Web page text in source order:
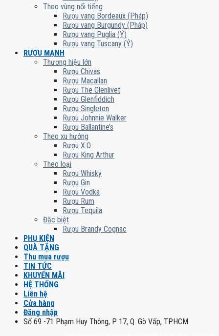
Theo vùng nổi tiếng
Rượu vang Bordeaux (Pháp)
Rượu vang Burgundy (Pháp)
Rượu vang Puglia (Ý)
Rượu vang Tuscany (Ý)
RƯỢU MẠNH
Thương hiệu lớn
Rượu Chivas
Rượu Macallan
Rượu The Glenlivet
Rượu Glenfiddich
Rượu Singleton
Rượu Johnnie Walker
Rượu Ballantine’s
Theo xu hướng
Rượu X.O
Rượu King Arthur
Theo loại
Rượu Whisky
Rượu Gin
Rượu Vodka
Rượu Rum
Rượu Tequila
Đặc biệt
Rượu Brandy Cognac
PHỤ KIỆN
QUÀ TẶNG
Thu mua rượu
TIN TỨC
KHUYẾN MÃI
HỆ THỐNG
Liên hệ
Cửa hàng
Đăng nhập
Số 69 -71 Phạm Huy Thông, P. 17, Q. Gò Vấp, TPHCM